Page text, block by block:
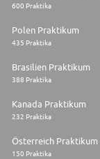
600 Praktika
Polen Praktikum
435 Praktika
Brasilien Praktikum
388 Praktika
Kanada Praktikum
232 Praktika
Österreich Praktikum
150 Praktika